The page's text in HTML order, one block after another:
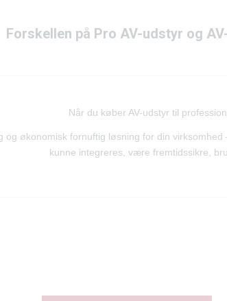
Forskellen på Pro AV-udstyr og
Når du køber AV-udstyr til
og økonomisk fornuftig løsning for din
kunne integreres, være fremtidssikre,